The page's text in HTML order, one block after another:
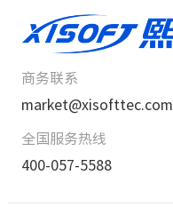
商务联系
market@xisofttec.com
全国服务热线
400-057-5588